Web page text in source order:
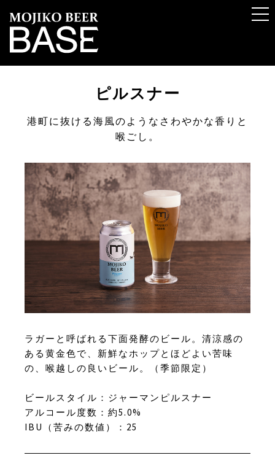
ピルスナー
港町に抜ける海風のようなさわやかな香りと
喉ごし。
ラガーと呼ばれる下面発酵のビール。清涼感の
ある黄金色で、新鮮なホップとほどよい苦味
の、喉越しの良いビール。（季節限定）
ビールスタイル：ジャーマンピルスナー
アルコール度数：約5.0%
IBU（苦みの数値）：25